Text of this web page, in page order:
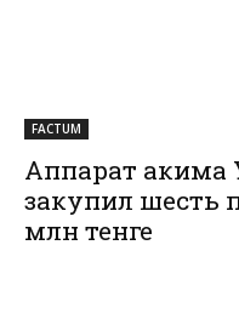
FACTUM
Аппарат акима
закупил шесть
млн тенге